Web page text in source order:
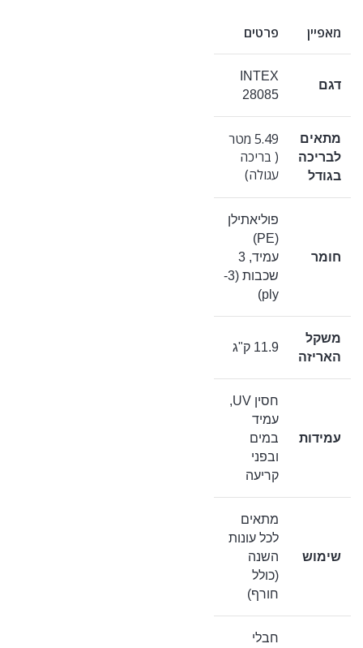
מאפיין פרטים
דגם
INTEX
28085
מתאים
לבריכה
בגודל
5.49 מטר
( בריכה
עגולה)
חומר
פוליאתילן
(PE)
עמיד, 3
שכבות (3-
ply)
משקל
האריזה
11.9 ק"ג
עמידות
חסין UV,
עמיד
במים
ובפני
קריעה
שימוש
מתאים
לכל עונות
השנה
(כולל
חורף)
חבלי